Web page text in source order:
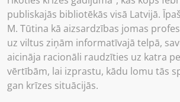
publiskajās bibliotēkās visā Latvijā.
M. Tūtina kā aizsardzības jomas
uz viltus ziņām informatīvajā telpā,
aicināja racionāli raudzīties uz katra
vērtībām, lai izprastu, kādu lomu tās
gan krīzes situācijās.